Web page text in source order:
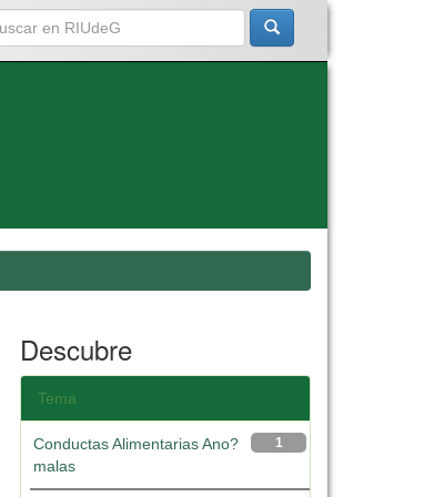
Descubre
Tema
1
Conductas Alimentarias Ano?
malas